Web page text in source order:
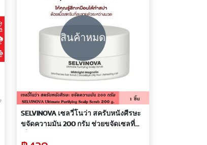
สินค้าหมด
SELVINOVA เซลวี่โนว่า สครับหนังศีรษะ
ขจัดความมัน 200 กรัม ช่วยขจัดเซลที่